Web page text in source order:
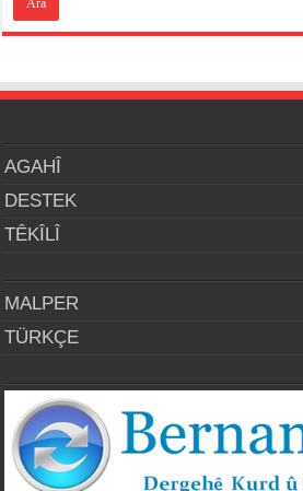
AGAHÎ
DESTEK
TÊKÎLÎ
MALPER
TÜRKÇE